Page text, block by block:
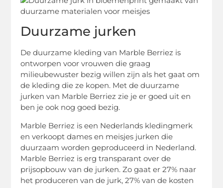
Duurzame jurken
De duurzame kleding van Marble Berriez is
ontworpen voor vrouwen die graag
milieubewuster bezig willen zijn als het gaat om
de kleding die ze kopen. Met de duurzame
jurken van Marble Berriez zie je er goed uit en
ben je ook nog goed bezig.
Marble Berriez is een Nederlands kledingmerk
en verkoopt dames en meisjes jurken die
duurzaam worden geproduceerd in Nederland.
Marble Berriez is erg transparant over de
prijsopbouw van de jurken. Zo gaat er 27% naar
het produceren van de jurk, 27% van de kosten